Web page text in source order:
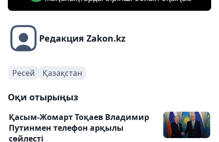
Редакция Zakon.kz
Ресей Қазақстан
Оқи отырыңыз
Қасым-Жомарт Тоқаев Владимир
Путинмен телефон арқылы
сөйлесті